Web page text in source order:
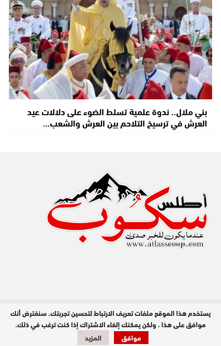
بني ملال.. ندوة علمية تسلط الضوء على دلالات عيد
العرش في ترسيخ التلاحم بين العرش والشعب…
مدير النشر : عبد الله عزي / جميع الحقوق
محفوظة © 2026
تصميم وبرمجة
يستخدم هذا الموقع ملفات تعريف الارتباط لتحسين تجربتك. سنفترض أنك
موافق على هذا ، ولكن يمكنك إلغاء الاشتراك إذا كنت ترغب في ذلك.
موافق
المزيد